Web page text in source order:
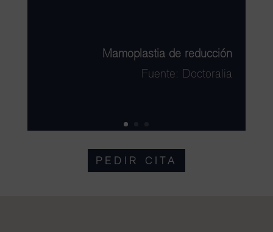
Mamoplastia de reducción
Fuente: Doctoralia
PEDIR CITA